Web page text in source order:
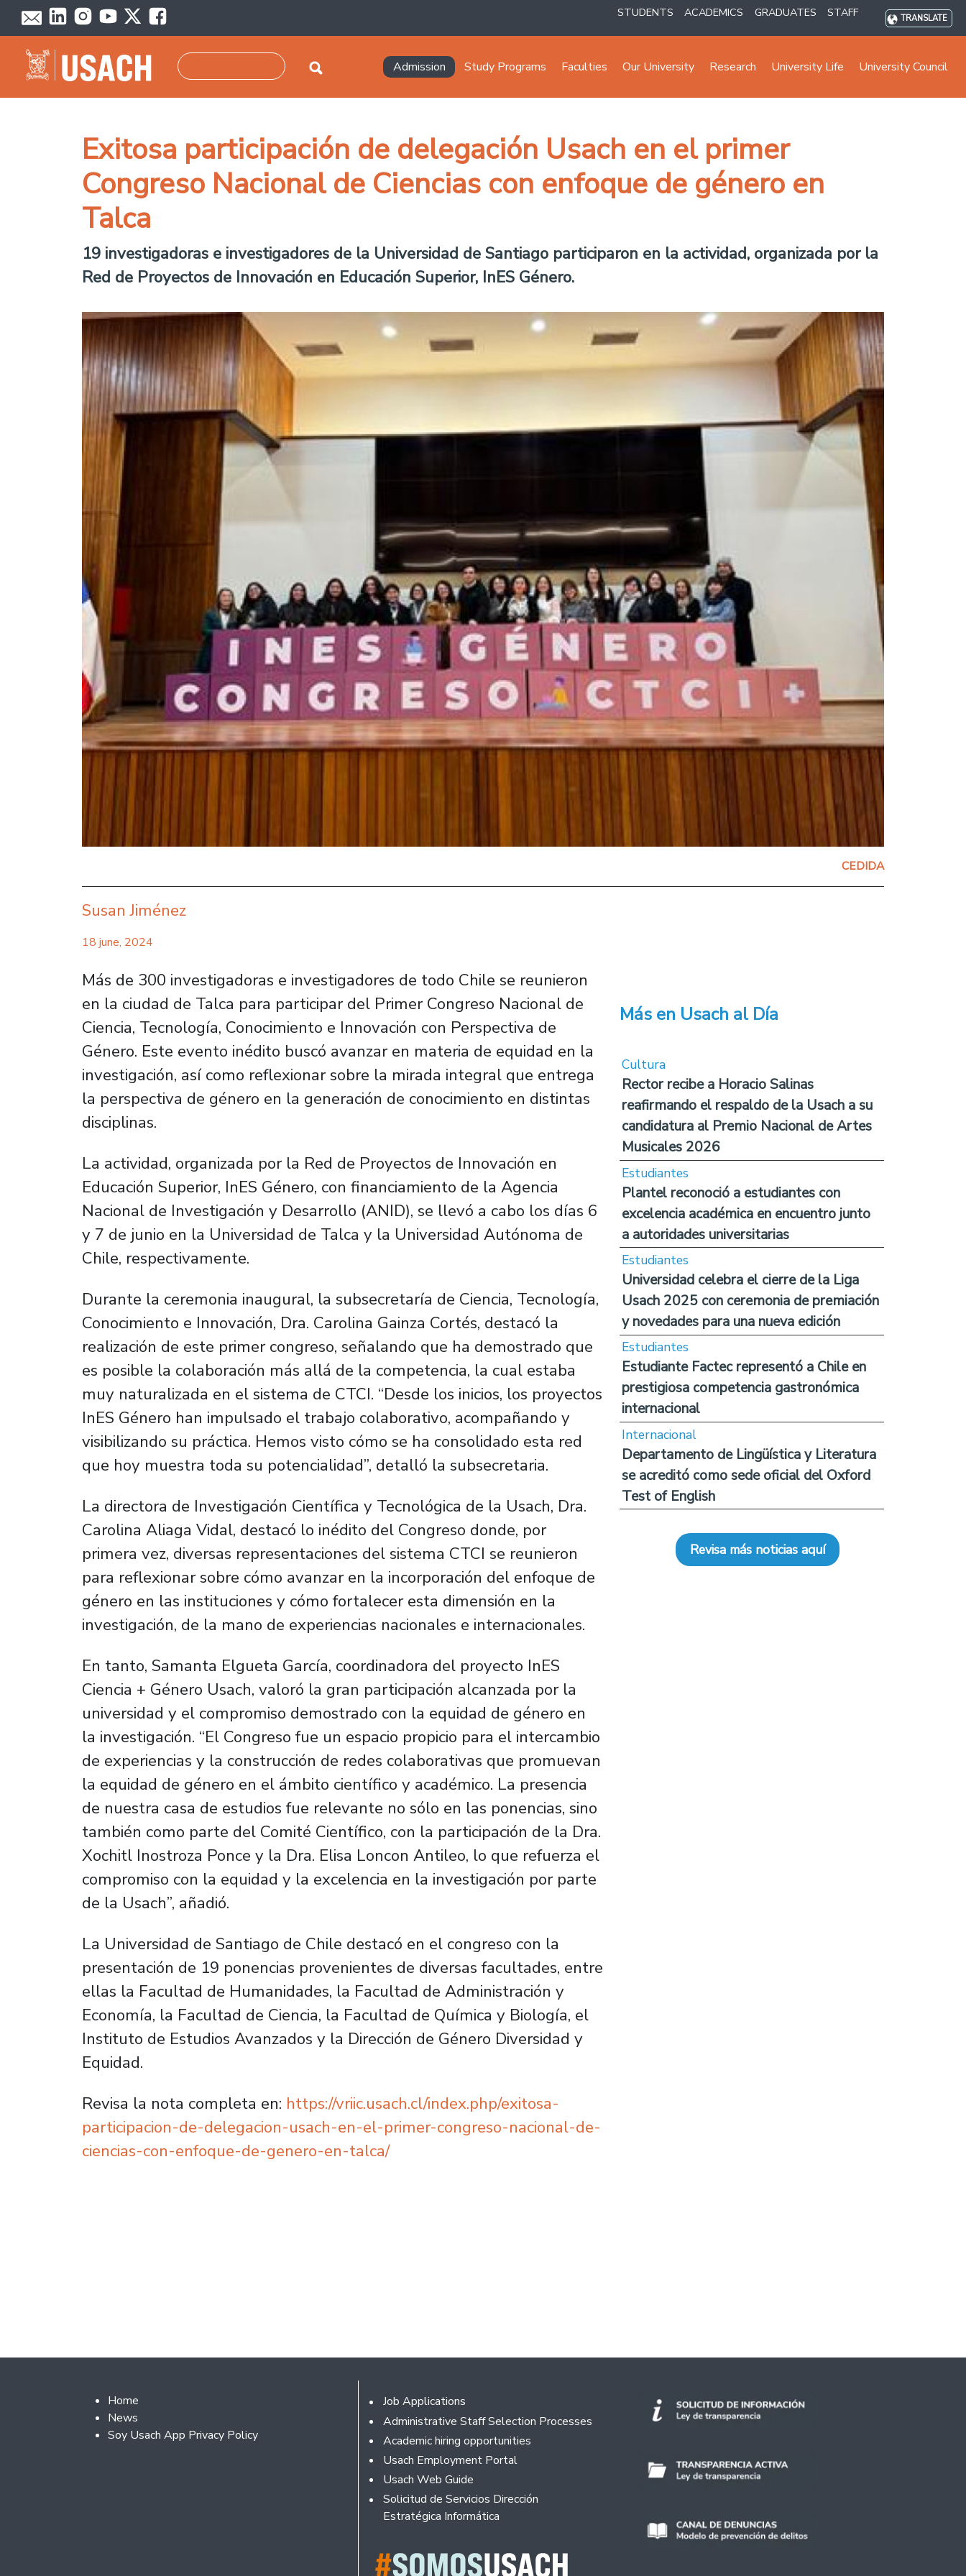
Skip to main content STUDENTS ACADEMICS GRADUATES STAFF TRANSLATE
Navegación principal
Admission Study Programs Faculties Our University Research University Life University Council
Exitosa participación de delegación Usach en el primer
Congreso Nacional de Ciencias con enfoque de género en
Talca
19 investigadoras e investigadores de la Universidad de Santiago participaron en la actividad, organizada por la
Red de Proyectos de Innovación en Educación Superior, InES Género.
CEDIDA
Susan Jiménez
18 june, 2024
Más de 300 investigadoras e investigadores de todo Chile se reunieron
en la ciudad de Talca para participar del Primer Congreso Nacional de
Ciencia, Tecnología, Conocimiento e Innovación con Perspectiva de
Género. Este evento inédito buscó avanzar en materia de equidad en la
investigación, así como reflexionar sobre la mirada integral que entrega
la perspectiva de género en la generación de conocimiento en distintas
disciplinas.
La actividad, organizada por la Red de Proyectos de Innovación en
Educación Superior, InES Género, con financiamiento de la Agencia
Nacional de Investigación y Desarrollo (ANID), se llevó a cabo los días 6
y 7 de junio en la Universidad de Talca y la Universidad Autónoma de
Chile, respectivamente.
Durante la ceremonia inaugural, la subsecretaría de Ciencia, Tecnología,
Conocimiento e Innovación, Dra. Carolina Gainza Cortés, destacó la
realización de este primer congreso, señalando que ha demostrado que
es posible la colaboración más allá de la competencia, la cual estaba
muy naturalizada en el sistema de CTCI. “Desde los inicios, los proyectos
InES Género han impulsado el trabajo colaborativo, acompañando y
visibilizando su práctica. Hemos visto cómo se ha consolidado esta red
que hoy muestra toda su potencialidad”, detalló la subsecretaria.
La directora de Investigación Científica y Tecnológica de la Usach, Dra.
Carolina Aliaga Vidal, destacó lo inédito del Congreso donde, por
primera vez, diversas representaciones del sistema CTCI se reunieron
para reflexionar sobre cómo avanzar en la incorporación del enfoque de
género en las instituciones y cómo fortalecer esta dimensión en la
investigación, de la mano de experiencias nacionales e internacionales.
En tanto, Samanta Elgueta García, coordinadora del proyecto InES
Ciencia + Género Usach, valoró la gran participación alcanzada por la
universidad y el compromiso demostrado con la equidad de género en
la investigación. “El Congreso fue un espacio propicio para el intercambio
de experiencias y la construcción de redes colaborativas que promuevan
la equidad de género en el ámbito científico y académico. La presencia
de nuestra casa de estudios fue relevante no sólo en las ponencias, sino
también como parte del Comité Científico, con la participación de la Dra.
Xochitl Inostroza Ponce y la Dra. Elisa Loncon Antileo, lo que refuerza el
compromiso con la equidad y la excelencia en la investigación por parte
de la Usach”, añadió.
La Universidad de Santiago de Chile destacó en el congreso con la
presentación de 19 ponencias provenientes de diversas facultades, entre
ellas la Facultad de Humanidades, la Facultad de Administración y
Economía, la Facultad de Ciencia, la Facultad de Química y Biología, el
Instituto de Estudios Avanzados y la Dirección de Género Diversidad y
Equidad.
Revisa la nota completa en: https://vriic.usach.cl/index.php/exitosa-
participacion-de-delegacion-usach-en-el-primer-congreso-nacional-de-
ciencias-con-enfoque-de-genero-en-talca/
Más en Usach al Día
Cultura
Rector recibe a Horacio Salinas
reafirmando el respaldo de la Usach a su
candidatura al Premio Nacional de Artes
Musicales 2026
Estudiantes
Plantel reconoció a estudiantes con
excelencia académica en encuentro junto
a autoridades universitarias
Estudiantes
Universidad celebra el cierre de la Liga
Usach 2025 con ceremonia de premiación
y novedades para una nueva edición
Estudiantes
Estudiante Factec representó a Chile en
prestigiosa competencia gastronómica
internacional
Internacional
Departamento de Lingüística y Literatura
se acreditó como sede oficial del Oxford
Test of English
Revisa más noticias aquí
Footer 2
Home
News
Soy Usach App Privacy Policy
Footer
Job Applications
Administrative Staff Selection Processes
Academic hiring opportunities
Usach Employment Portal
Usach Web Guide
Solicitud de Servicios Dirección
Estratégica Informática